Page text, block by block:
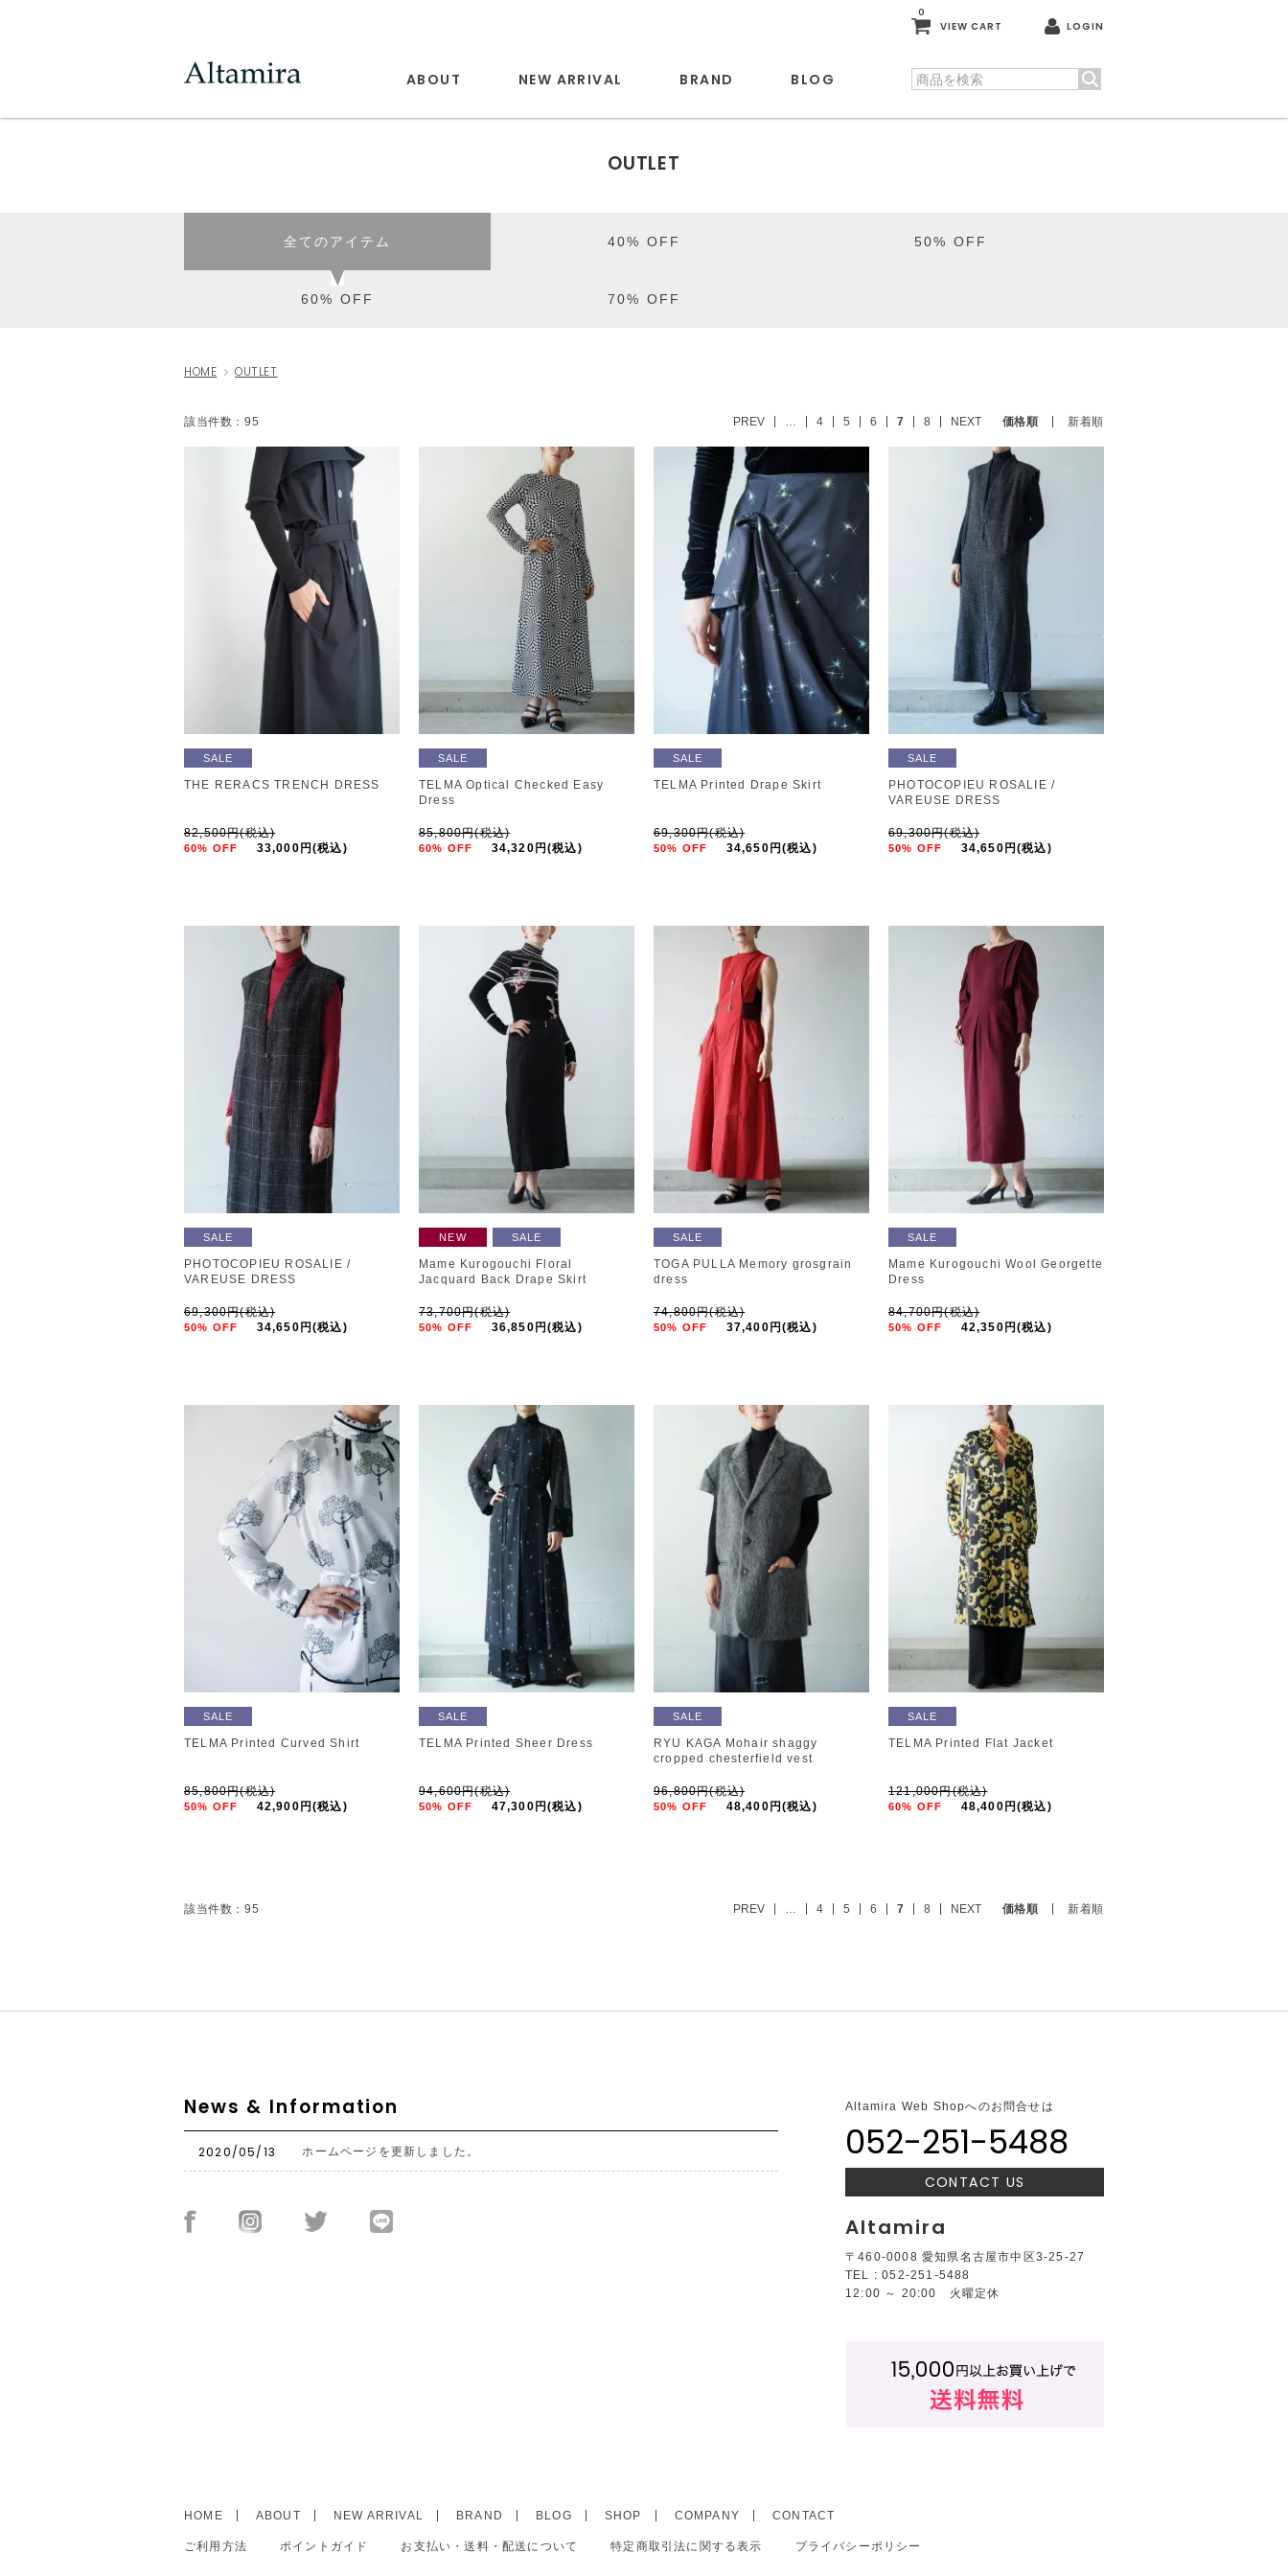
0
VIEW CART LOGIN
ABOUT NEW ARRIVAL BRAND BLOG
OUTLET
全てのアイテム 40% OFF 50% OFF
60% OFF 70% OFF
HOME OUTLET
該当件数：95 価格順 新着順
PREV … 4 5 6 7 8 NEXT
SALE
THE RERACS TRENCH DRESS
82,500円(税込)
60% OFF 33,000円(税込)
SALE
TELMA Optical Checked Easy
Dress
85,800円(税込)
60% OFF 34,320円(税込)
SALE
TELMA Printed Drape Skirt
69,300円(税込)
50% OFF 34,650円(税込)
SALE
PHOTOCOPIEU ROSALIE /
VAREUSE DRESS
69,300円(税込)
50% OFF 34,650円(税込)
SALE
PHOTOCOPIEU ROSALIE /
VAREUSE DRESS
69,300円(税込)
50% OFF 34,650円(税込)
NEW SALE
Mame Kurogouchi Floral
Jacquard Back Drape Skirt
73,700円(税込)
50% OFF 36,850円(税込)
SALE
TOGA PULLA Memory grosgrain
dress
74,800円(税込)
50% OFF 37,400円(税込)
SALE
Mame Kurogouchi Wool Georgette
Dress
84,700円(税込)
50% OFF 42,350円(税込)
SALE
TELMA Printed Curved Shirt
85,800円(税込)
50% OFF 42,900円(税込)
SALE
TELMA Printed Sheer Dress
94,600円(税込)
50% OFF 47,300円(税込)
SALE
RYU KAGA Mohair shaggy
cropped chesterfield vest
96,800円(税込)
50% OFF 48,400円(税込)
SALE
TELMA Printed Flat Jacket
121,000円(税込)
60% OFF 48,400円(税込)
該当件数：95 価格順 新着順
PREV … 4 5 6 7 8 NEXT
News & Information
2020/05/13 ホームページを更新しました。
Altamira Web Shopへのお問合せは
052-251-5488
CONTACT US
Altamira
〒460-0008 愛知県名古屋市中区3-25-27
TEL : 052-251-5488
12:00 ～ 20:00 火曜定休
HOME ABOUT NEW ARRIVAL BRAND BLOG SHOP COMPANY CONTACT
ご利用方法 ポイントガイド お支払い・送料・配送について 特定商取引法に関する表示 プライバシーポリシー